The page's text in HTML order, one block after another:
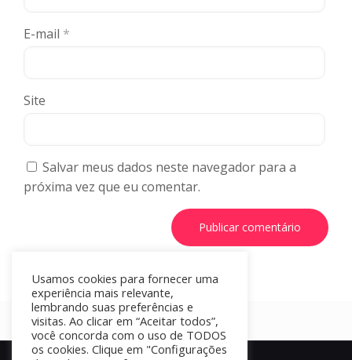
E-mail *
Site
Salvar meus dados neste navegador para a
próxima vez que eu comentar.
Usamos cookies para fornecer uma
experiência mais relevante,
lembrando suas preferências e
visitas. Ao clicar em “Aceitar todos”,
você concorda com o uso de TODOS
os cookies. Clique em "Configurações